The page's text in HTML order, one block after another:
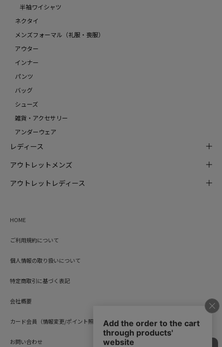
半袖ワイシャツ
ネクタイ
メンズフォーマル（礼服・喪服）
アウター
インナー
パンツ
バッグ
シューズ
雑貨・アクセサリー
アンダーウェア
レディース
アウトレットメンズ
アウトレットレディース
HOME
ご利用規約について
個人情報の取り扱いについて
特定商取引に基づく表記
会社概要
カード会員（情報変更/ポイント照会）
お問い合わせ